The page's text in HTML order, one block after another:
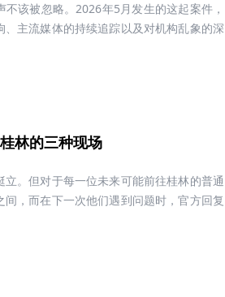
该被忽略。2026年5月发生的这起案件，
主流媒体的持续追踪以及对机构乱象的深
林的三种现场
。但对于每一位未来可能前往桂林的普通
，而在下一次他们遇到问题时，官方回复